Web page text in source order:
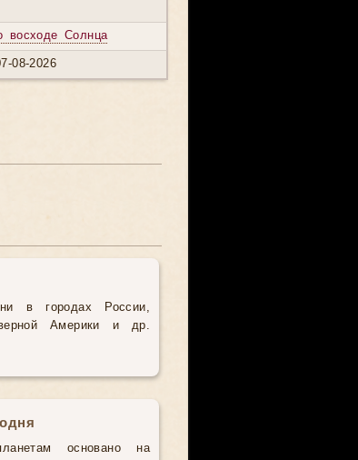
восходе Солнца
08-2026
в городах России,
Америки и др.
основано на